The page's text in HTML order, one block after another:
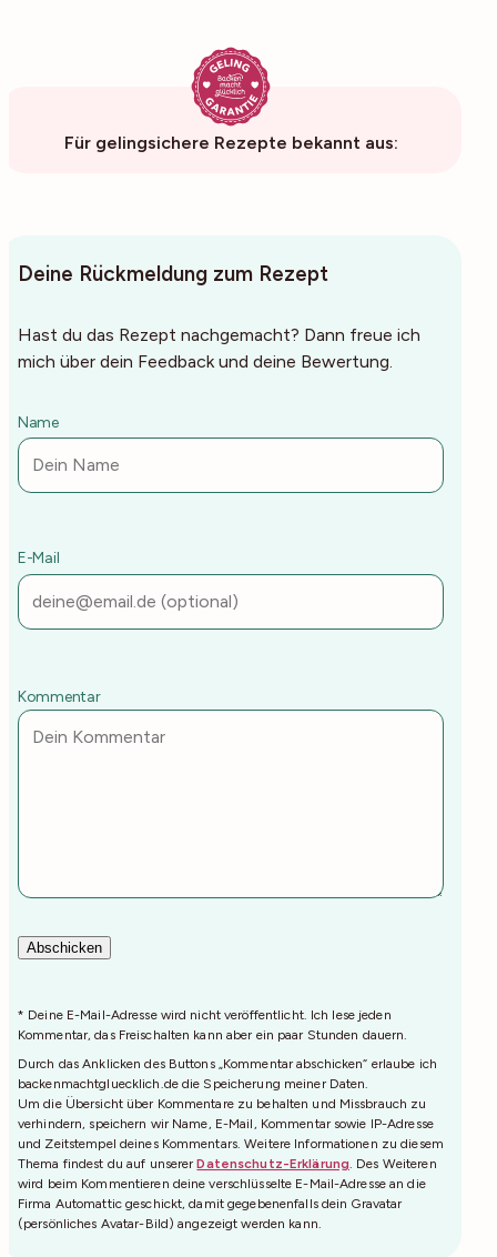
Für gelingsichere Rezepte bekannt aus:
Deine Rückmeldung zum Rezept
Hast du das Rezept nachgemacht? Dann freue ich
mich über dein Feedback und deine Bewertung.
Kommentar
Name
E-Mail
* Deine E-Mail-Adresse wird nicht veröffentlicht. Ich lese jeden
Kommentar, das Freischalten kann aber ein paar Stunden dauern.
Durch das Anklicken des Buttons „Kommentar abschicken“ erlaube ich
backenmachtgluecklich.de die Speicherung meiner Daten.
Um die Übersicht über Kommentare zu behalten und Missbrauch zu
verhindern, speichern wir Name, E-Mail, Kommentar sowie IP-Adresse
und Zeitstempel deines Kommentars. Weitere Informationen zu diesem
Thema findest du auf unsererDatenschutz-Erklärung . Des Weiteren
wird beim Kommentieren deine verschlüsselte E-Mail-Adresse an die
Firma Automattic geschickt, damit gegebenenfalls dein Gravatar
(persönliches Avatar-Bild) angezeigt werden kann.